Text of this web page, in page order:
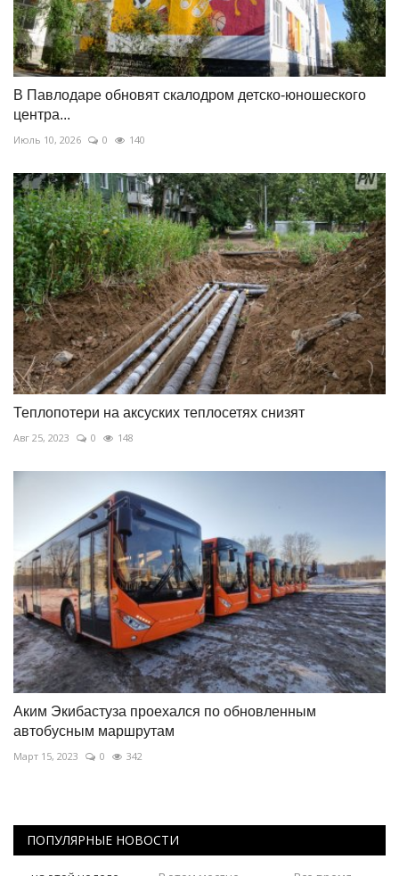
В Павлодаре обновят скалодром детско-юношеского
центра...
Июль 10, 2026 0 140
Теплопотери на аксуских теплосетях снизят
Авг 25, 2023 0 148
Аким Экибастуза проехался по обновленным
автобусным маршрутам
Март 15, 2023 0 342
ПОПУЛЯРНЫЕ НОВОСТИ